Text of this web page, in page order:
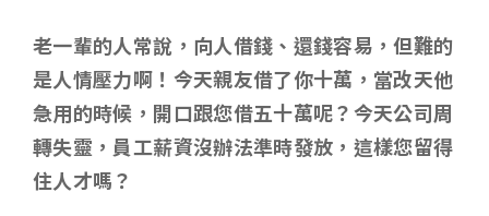
老一輩的人常說，向人借錢、還錢容易，但難的
是人情壓力啊！今天親友借了你十萬，當改天他
急用的時候，開口跟您借五十萬呢？今天公司周
轉失靈，員工薪資沒辦法準時發放，這樣您留得
住人才嗎？